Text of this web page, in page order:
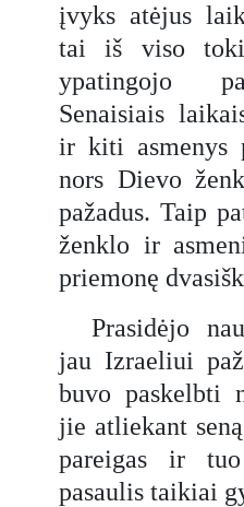
įvyks atėjus
tai iš viso
ypatingojo
Senaisiais
ir kiti asmenys
nors Dievo
pažadus. Taip
ženklo ir
priemonę
Prasidėjo
jau Izraeliui
buvo paskelbti
jie atliekant
pareigas ir
pasaulis taikiai